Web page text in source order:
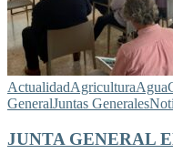
ActualidadAgriculturaAgua
GeneralJuntas Generales
JUNTA GENERAL